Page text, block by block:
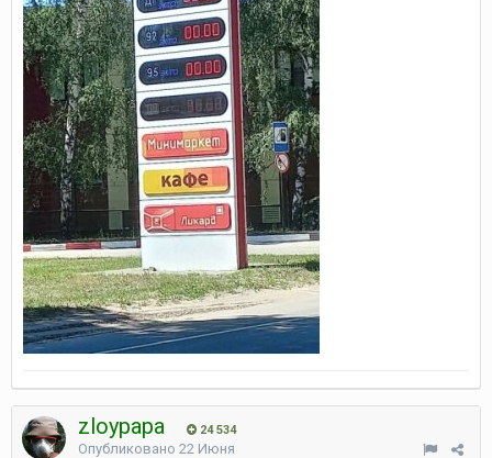
zloypapa 24 534
Опубликовано 22 Июня